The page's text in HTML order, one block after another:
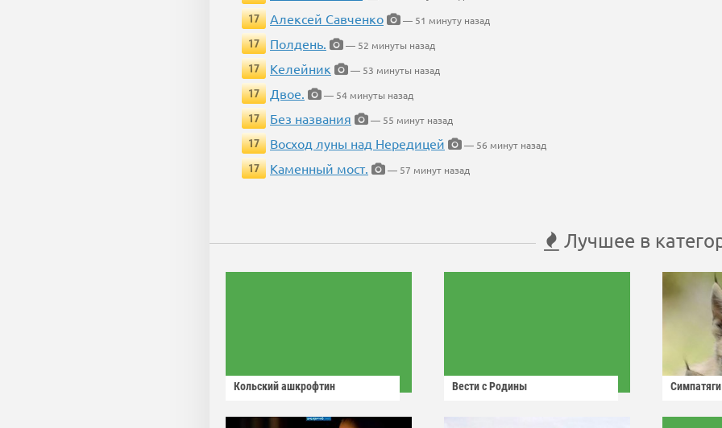
17
Алексей Савченко
— 51 минуту назад
17
Полдень.
— 52 минуты назад
17
Келейник
— 53 минуты назад
17
Двое.
— 54 минуты назад
17
Без названия
— 55 минут назад
17
Восход луны над Нередицей
— 56 минут назад
17
Каменный мост. — 57 минут назад
Лучшее в
Кольский ашкрофтин Вести с Родины Симпатяги